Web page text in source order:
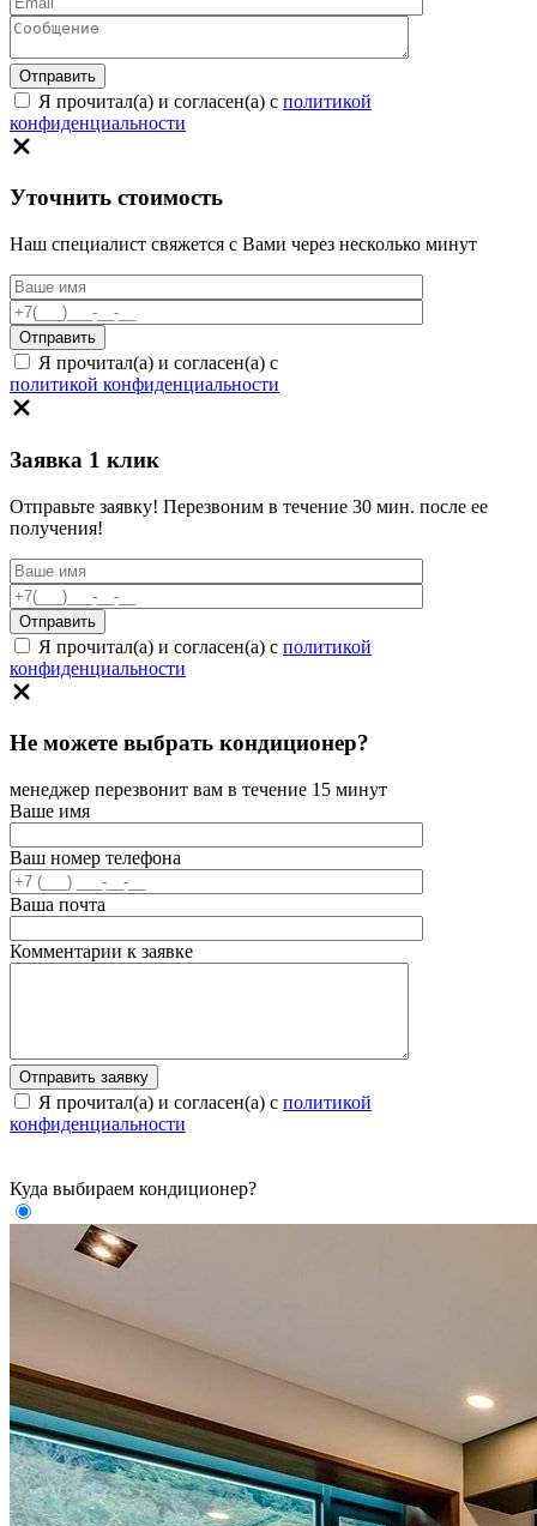
Я прочитал(а) и согласен(а) с политикой
конфиденциальности
Уточнить стоимость
Наш специалист свяжется с Вами через несколько минут
Я прочитал(а) и согласен(а) с
политикой конфиденциальности
Заявка 1 клик
Отправьте заявку! Перезвоним в течение 30 мин. после ее
получения!
Я прочитал(а) и согласен(а) с политикой
конфиденциальности
Не можете выбрать кондиционер?
менеджер перезвонит вам в течение 15 минут
Ваше имя
Ваш номер телефона
Ваша почта
Комментарии к заявке
Я прочитал(а) и согласен(а) с политикой
конфиденциальности
Куда выбираем кондиционер?